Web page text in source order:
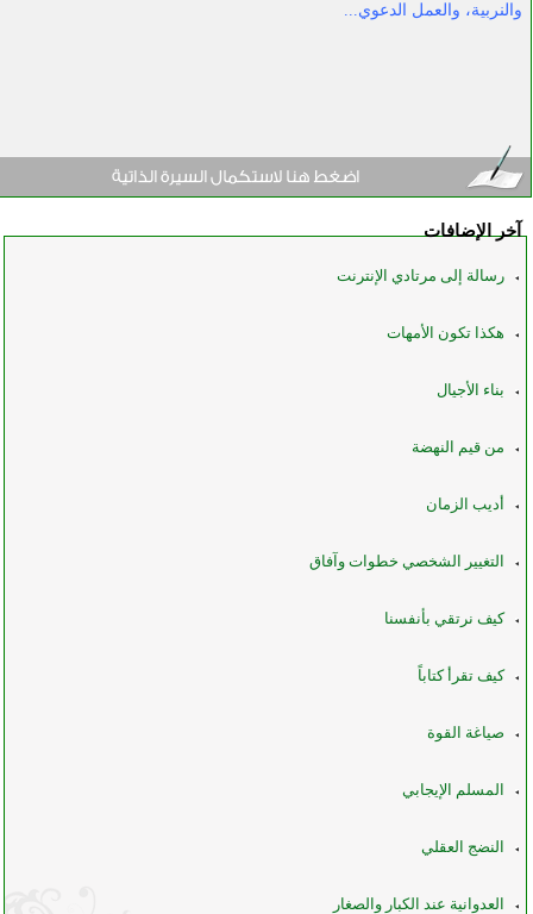
والنربية، والعمل الدعوي...
آخر الإضافات
رسالة إلى مرتادي الإنترنت
هكذا تكون الأمهات
بناء الأجيال
من قيم النهضة
أديب الزمان
التغيير الشخصي خطوات وآفاق
كيف نرتقي بأنفسنا
كيف تقرأ كتاباً
صياغة القوة
المسلم الإيجابي
النضج العقلي
العدوانية عند الكبار والصغار